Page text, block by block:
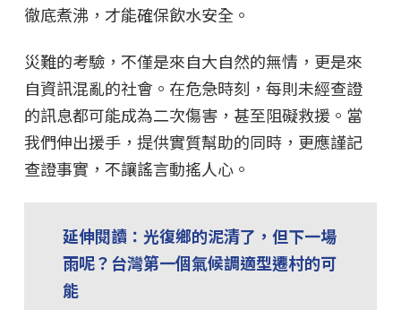
徹底煮沸，才能確保飲水安全。
災難的考驗，不僅是來自大自然的無情，更是來
自資訊混亂的社會。在危急時刻，每則未經查證
的訊息都可能成為二次傷害，甚至阻礙救援。當
我們伸出援手，提供實質幫助的同時，更應謹記
查證事實，不讓謠言動搖人心。
延伸閱讀：光復鄉的泥清了，但下一場
雨呢？台灣第一個氣候調適型遷村的可
能